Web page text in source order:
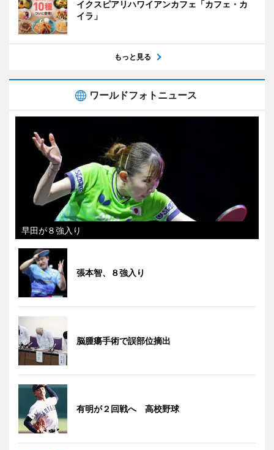
イクスピアリハワイアンカフェ「カフェ・カ
イラ」
もっと見る
ワールドフォトニュース
早田が８強入り
張本智、８強入り
脳腫瘍手術で誤部位摘出
有明が２回戦へ 高校野球